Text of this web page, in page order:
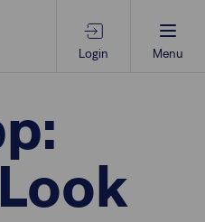
Login Menu